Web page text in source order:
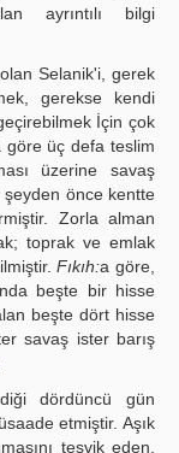
ayrıntılı bilgi
Selanik'i, gerek
gerekse kendi
İçin çok
göre üç defa teslim
üzerine savaş
şeyden önce kentte
Zorla alman
toprak ve emlak
Fıkıh:a göre,
beşte bir hisse
beşte dört hisse
savaş ister barış
dördüncü gün
etmiştir. Aşık
teşvik eden,